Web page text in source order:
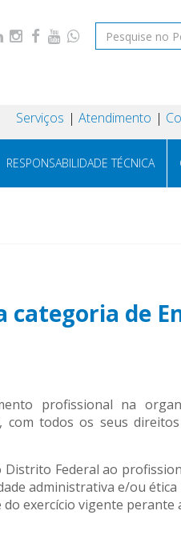
Serviços Atendimento
RESPONSABILIDADE TÉCNICA
categoria de
profissional na
com todos os seus
Federal ao
administrativa e/ou
exercício vigente perante